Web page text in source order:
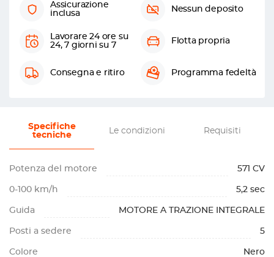
Assicurazione
inclusa
Nessun deposito
Lavorare 24 ore su
24, 7 giorni su 7
Flotta propria
Consegna e ritiro Programma fedeltà
Specifiche
tecniche
Le condizioni Requisiti
Potenza del motore 571 CV
0-100 km/h 5,2 sec
Guida MOTORE A TRAZIONE INTEGRALE
Posti a sedere 5
Colore Nero